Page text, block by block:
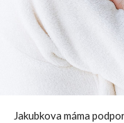
Jakubkova máma